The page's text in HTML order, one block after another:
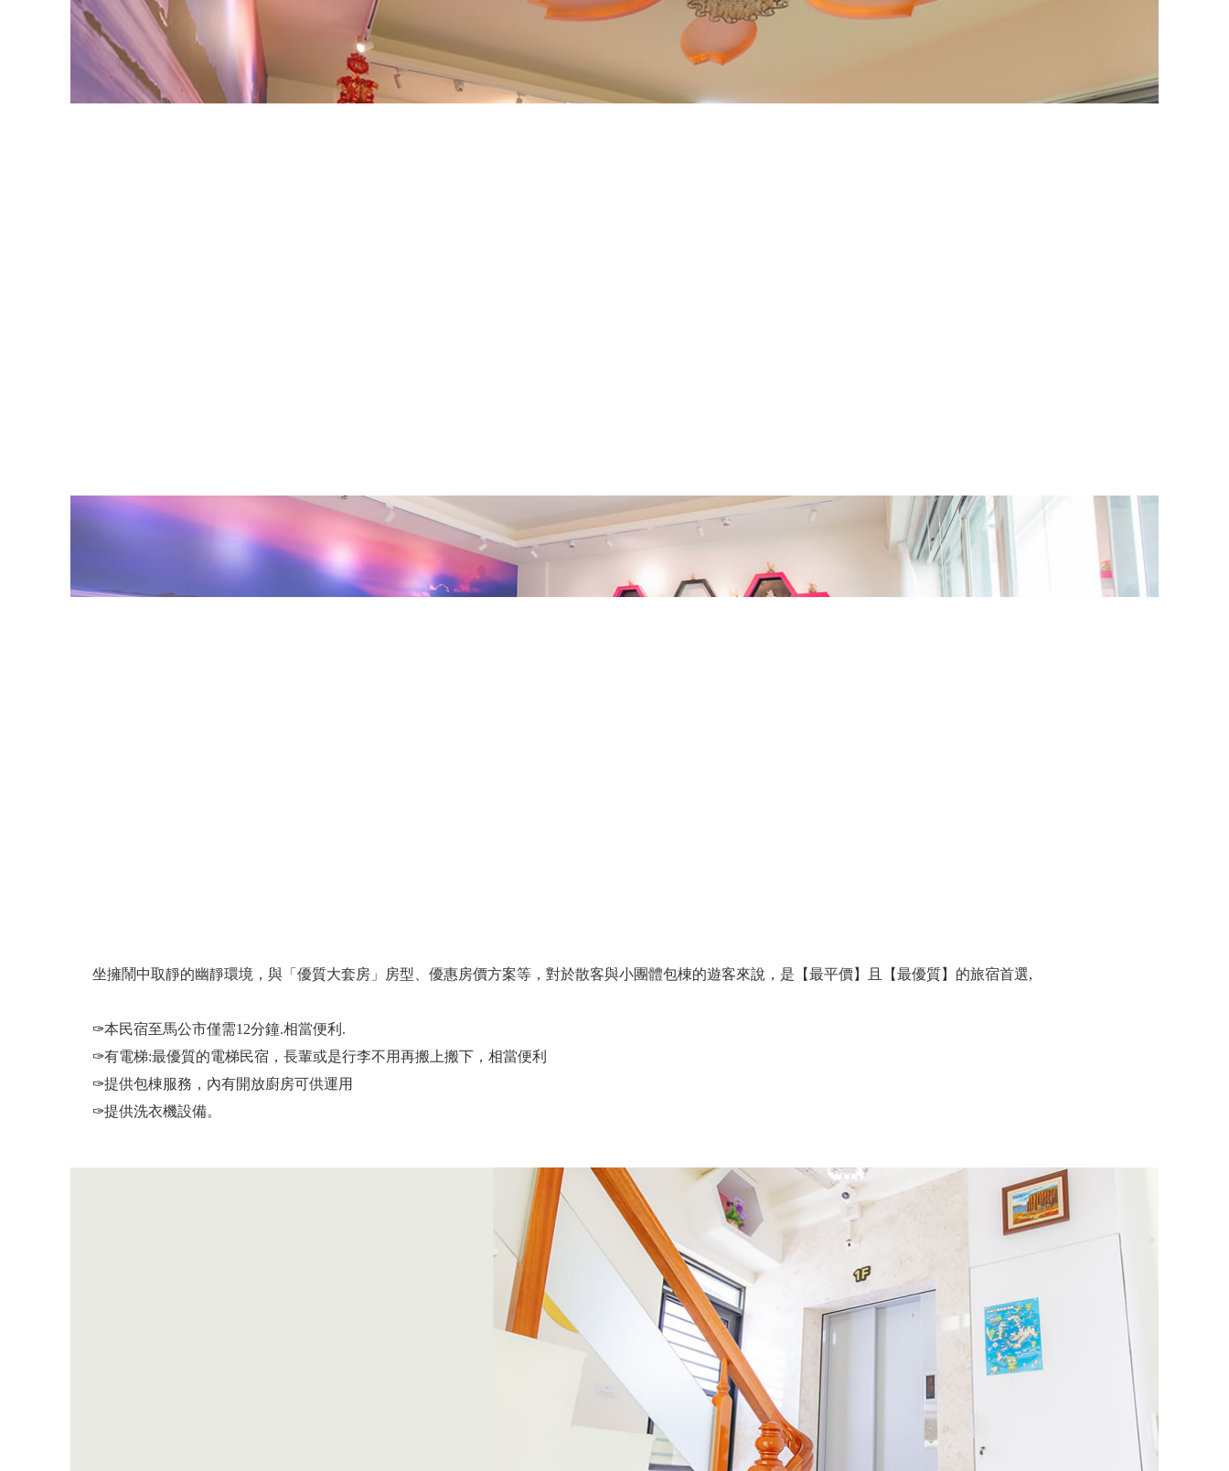
坐擁鬧中取靜的幽靜環境，與「優質大套房」房型、優惠房價方案等，對於散客與小團體包棟的遊客來說，是【最平價】且【最優質】的旅宿首選,
✑本民宿至馬公市僅需12分鐘.相當便利.
✑有電梯:最優質的電梯民宿，長輩或是行李不用再搬上搬下，相當便利
✑提供包棟服務，內有開放廚房可供運用
✑提供洗衣機設備。